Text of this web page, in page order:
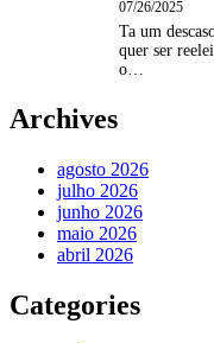
07/26/2025
Ta um
quer ser
o…
Archives
agosto 2026
julho 2026
junho 2026
maio 2026
abril 2026
Categories